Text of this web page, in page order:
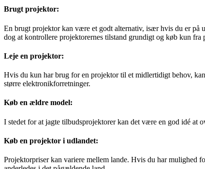
Brugt projektor:
En brugt projektor kan være et godt alternativ, især hvis du er på
dog at kontrollere projektorernes tilstand grundigt og køb kun fra
Leje en projektor:
Hvis du kun har brug for en projektor til et midlertidigt behov,
større elektronikforretninger.
Køb en ældre model:
I stedet for at jagte tilbudsprojektorer kan det være en god idé
Køb en projektor i udlandet:
Projektorpriser kan variere mellem lande. Hvis du har mulighed